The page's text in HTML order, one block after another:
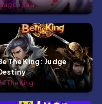
Raja
The King: Judge
The King